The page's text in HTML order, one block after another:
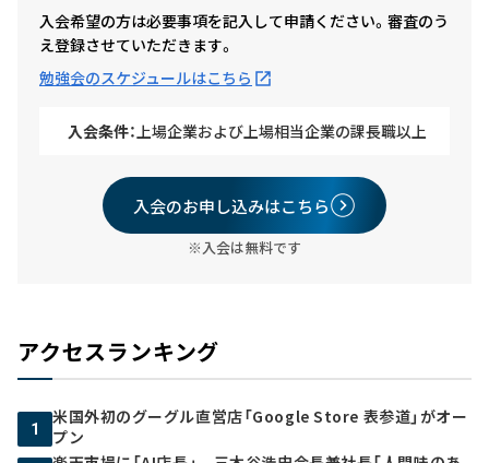
入会希望の方は必要事項を記入して申請ください。審査のう
え登録させていただきます。
勉強会のスケジュールはこちら
入会条件：上場企業および上場相当企業の課長職以上
入会のお申し込みはこちら
※入会は無料です
アクセスランキング
1
米国外初のグーグル直営店「Google Store 表参道」がオー
プン